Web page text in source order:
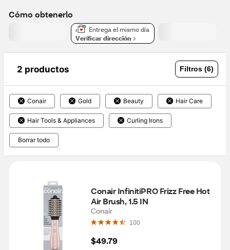
Cómo obtenerlo
Entrega el mismo día
Verificar dirección
2 productos Filtros (6)
Conair Gold Beauty Hair Care
Hair Tools & Appliances Curling Irons
Borrar todo
Conair InfinitiPRO Frizz Free Hot
Air Brush, 1.5 IN
Conair
100
$49.79